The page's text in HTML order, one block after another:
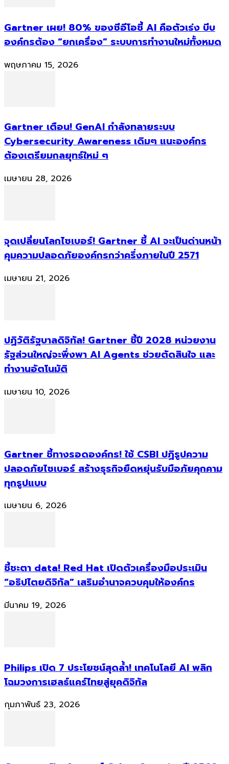
Gartner เผย! 80% ของซีอีโอชี้ AI คือตัวเร่ง บีบ
องค์กรต้อง “ยกเครื่อง” ระบบการทำงานใหม่ทั้งหมด
พฤษภาคม 15, 2026
Gartner เตือน! GenAI กำลังทลายระบบ
Cybersecurity Awareness เดิมๆ แนะองค์กร
ต้องเตรียมกลยุทธ์ใหม่ ๆ
เมษายน 28, 2026
จุดเปลี่ยนโลกไซเบอร์! Gartner ชี้ AI จะเป็นด่านหน้า
คุมความปลอดภัยองค์กรกว่าครึ่งภายในปี 2571
เมษายน 21, 2026
ปฏิวัติรัฐบาลดิจิทัล! Gartner ชี้ปี 2028 หน่วยงาน
รัฐส่วนใหญ่จะพึ่งพา AI Agents ช่วยตัดสินใจ และ
ทำงานอัตโนมัติ
เมษายน 10, 2026
Gartner ชี้ทางรอดองค์กร! ใช้ CSBI ปฏิรูปความ
ปลอดภัยไซเบอร์ สร้างธุรกิจยืดหยุ่นรับมือภัยคุกคาม
ทุกรูปแบบ
เมษายน 6, 2026
ชี้ชะตา data! Red Hat เปิดตัวเครื่องมือประเมิน
“อธิปไตยดิจิทัล” เสริมอำนาจควบคุมให้องค์กร
มีนาคม 19, 2026
Philips เปิด 7 ประโยชน์สุดล้ำ! เทคโนโลยี AI พลิก
โฉมวงการเฮลธ์แคร์ไทยสู่ยุคดิจิทัล
กุมภาพันธ์ 23, 2026